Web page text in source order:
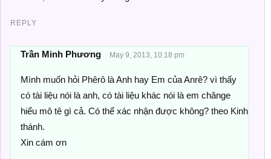
REPLY
Trần Minh Phương May 9, 2013, 10:18 pm
Mình muốn hỏi Phêrô là Anh hay Em của Anrê? vì thấy
có tài liệu nói là anh, có tài liệu khác nói là em chănge
hiểu mô tê gì cả. Có thể xác nhận được không? theo Kinh
thánh.
Xin cám ơn